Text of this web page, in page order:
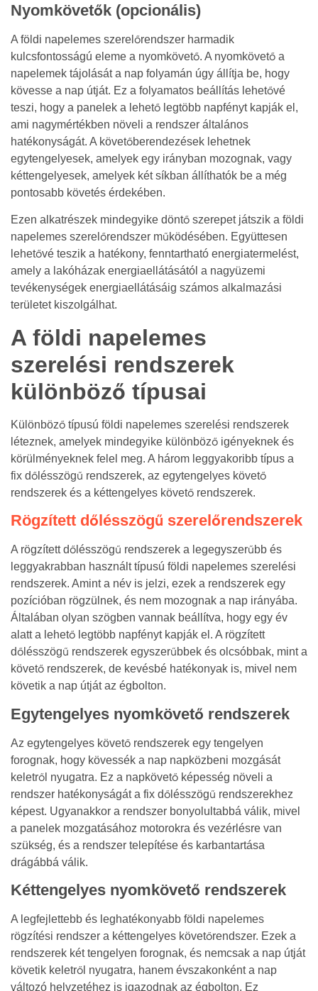
Nyomkövetők (opcionális)
A földi napelemes szerelőrendszer harmadik
kulcsfontosságú eleme a nyomkövető. A nyomkövető a
napelemek tájolását a nap folyamán úgy állítja be, hogy
kövesse a nap útját. Ez a folyamatos beállítás lehetővé
teszi, hogy a panelek a lehető legtöbb napfényt kapják el,
ami nagymértékben növeli a rendszer általános
hatékonyságát. A követőberendezések lehetnek
egytengelyesek, amelyek egy irányban mozognak, vagy
kéttengelyesek, amelyek két síkban állíthatók be a még
pontosabb követés érdekében.
Ezen alkatrészek mindegyike döntő szerepet játszik a földi
napelemes szerelőrendszer működésében. Együttesen
lehetővé teszik a hatékony, fenntartható energiatermelést,
amely a lakóházak energiaellátásától a nagyüzemi
tevékenységek energiaellátásáig számos alkalmazási
területet kiszolgálhat.
A földi napelemes
szerelési rendszerek
különböző típusai
Különböző típusú földi napelemes szerelési rendszerek
léteznek, amelyek mindegyike különböző igényeknek és
körülményeknek felel meg. A három leggyakoribb típus a
fix dőlésszögű rendszerek, az egytengelyes követő
rendszerek és a kéttengelyes követő rendszerek.
Rögzített dőlésszögű szerelőrendszerek
A rögzített dőlésszögű rendszerek a legegyszerűbb és
leggyakrabban használt típusú földi napelemes szerelési
rendszerek. Amint a név is jelzi, ezek a rendszerek egy
pozícióban rögzülnek, és nem mozognak a nap irányába.
Általában olyan szögben vannak beállítva, hogy egy év
alatt a lehető legtöbb napfényt kapják el. A rögzített
dőlésszögű rendszerek egyszerűbbek és olcsóbbak, mint a
követő rendszerek, de kevésbé hatékonyak is, mivel nem
követik a nap útját az égbolton.
Egytengelyes nyomkövető rendszerek
Az egytengelyes követő rendszerek egy tengelyen
forognak, hogy kövessék a nap napközbeni mozgását
keletről nyugatra. Ez a napkövető képesség növeli a
rendszer hatékonyságát a fix dőlésszögű rendszerekhez
képest. Ugyanakkor a rendszer bonyolultabbá válik, mivel
a panelek mozgatásához motorokra és vezérlésre van
szükség, és a rendszer telepítése és karbantartása
drágábbá válik.
Kéttengelyes nyomkövető rendszerek
A legfejlettebb és leghatékonyabb földi napelemes
rögzítési rendszer a kéttengelyes követőrendszer. Ezek a
rendszerek két tengelyen forognak, és nemcsak a nap útját
követik keletről nyugatra, hanem évszakonként a nap
változó helyzetéhez is igazodnak az égbolton. Ez